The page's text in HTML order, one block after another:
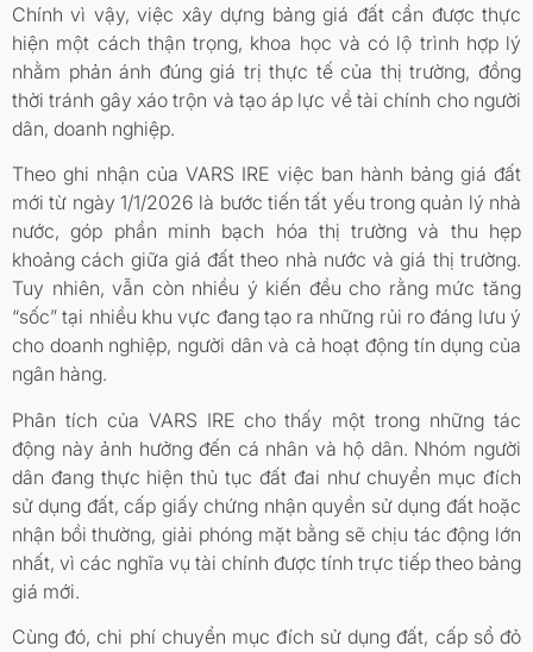
Chính vì vậy, việc xây dựng bảng giá đất cần được thực
hiện một cách thận trọng, khoa học và có lộ trình hợp lý
nhằm phản ánh đúng giá trị thực tế của thị trường, đồng
thời tránh gây xáo trộn và tạo áp lực về tài chính cho người
dân, doanh nghiệp.
Theo ghi nhận của VARS IRE việc ban hành bảng giá đất
mới từ ngày 1/1/2026 là bước tiến tất yếu trong quản lý nhà
nước, góp phần minh bạch hóa thị trường và thu hẹp
khoảng cách giữa giá đất theo nhà nước và giá thị trường.
Tuy nhiên, vẫn còn nhiều ý kiến đều cho rằng mức tăng
“sốc” tại nhiều khu vực đang tạo ra những rủi ro đáng lưu ý
cho doanh nghiệp, người dân và cả hoạt động tín dụng của
ngân hàng.
Phân tích của VARS IRE cho thấy một trong những tác
động này ảnh hưởng đến cá nhân và hộ dân. Nhóm người
dân đang thực hiện thủ tục đất đai như chuyển mục đích
sử dụng đất, cấp giấy chứng nhận quyền sử dụng đất hoặc
nhận bồi thường, giải phóng mặt bằng sẽ chịu tác động lớn
nhất, vì các nghĩa vụ tài chính được tính trực tiếp theo bảng
giá mới.
Cùng đó, chi phí chuyển mục đích sử dụng đất, cấp sổ đỏ